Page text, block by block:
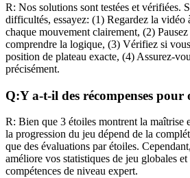
R: Nos solutions sont testées et vérifiées.
difficultés, essayez: (1) Regardez la
chaque mouvement clairement, (2)
comprendre la logique, (3) Vérifiez si
position de plateau exacte, (4) Assurez-
précisément.
Q:Y a-t-il des récompenses pour
R: Bien que 3 étoiles montrent la maîtrise
la progression du jeu dépend de la
que des évaluations par étoiles.
améliore vos statistiques de jeu globales et
compétences de niveau expert.